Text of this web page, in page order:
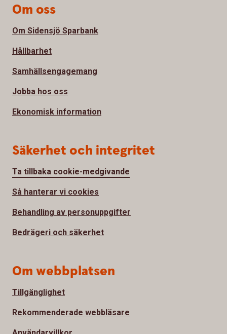
Om oss
Om Sidensjö Sparbank
Hållbarhet
Samhällsengagemang
Jobba hos oss
Ekonomisk information
Säkerhet och integritet
Ta tillbaka cookie-medgivande
Så hanterar vi cookies
Behandling av personuppgifter
Bedrägeri och säkerhet
Om webbplatsen
Tillgänglighet
Rekommenderade webbläsare